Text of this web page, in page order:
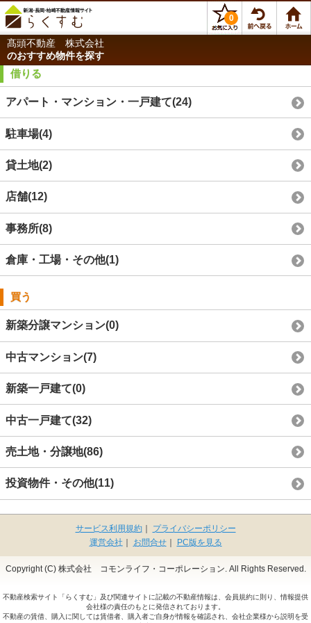
0
髙頭不動産 株式会社
のおすすめ物件を探す
借りる
アパート・マンション・一戸建て(24)
駐車場(4)
貸土地(2)
店舗(12)
事務所(8)
倉庫・工場・その他(1)
買う
新築分譲マンション(0)
中古マンション(7)
新築一戸建て(0)
中古一戸建て(32)
売土地・分譲地(86)
投資物件・その他(11)
サービス利用規約｜
プライバシーポリシー
運営会社 ｜ お問合せ｜ PC版を見る
Copyright (C) 株式会社 コモンライフ・コーポレーション. All Rights Reserved.
不動産検索サイト「らくすむ」及び関連サイトに記載の不動産情報は、会員規約に則り、情報提供
会社様の責任のもとに発信されております。
不動産の賃借、購入に関しては賃借者、購入者ご自身が情報を確認され、会社企業様から説明を受